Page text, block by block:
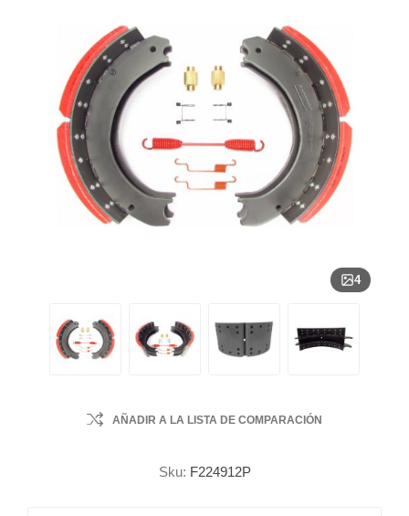
4
AÑADIR A LA LISTA DE COMPARACIÓN
Sku: F224912P